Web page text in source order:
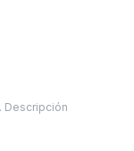
. Descripción